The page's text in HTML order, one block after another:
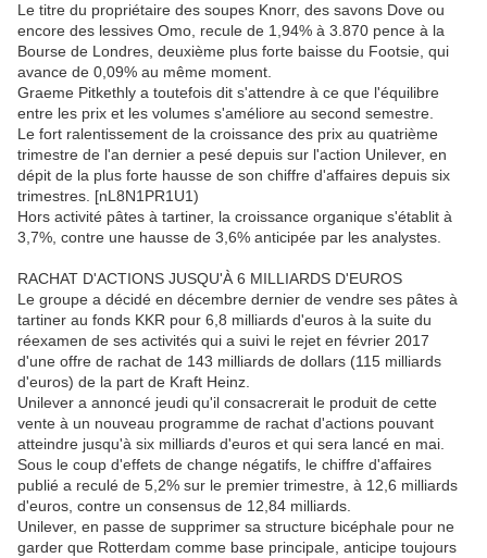
Le titre du propriétaire des soupes Knorr, des savons Dove ou
encore des lessives Omo, recule de 1,94% à 3.870 pence à la
Bourse de Londres, deuxième plus forte baisse du Footsie, qui
avance de 0,09% au même moment.
Graeme Pitkethly a toutefois dit s'attendre à ce que l'équilibre
entre les prix et les volumes s'améliore au second semestre.
Le fort ralentissement de la croissance des prix au quatrième
trimestre de l'an dernier a pesé depuis sur l'action Unilever, en
dépit de la plus forte hausse de son chiffre d'affaires depuis six
trimestres. [nL8N1PR1U1)
Hors activité pâtes à tartiner, la croissance organique s'établit à
3,7%, contre une hausse de 3,6% anticipée par les analystes.
RACHAT D'ACTIONS JUSQU'À 6 MILLIARDS D'EUROS
Le groupe a décidé en décembre dernier de vendre ses pâtes à
tartiner au fonds KKR pour 6,8 milliards d'euros à la suite du
réexamen de ses activités qui a suivi le rejet en février 2017
d'une offre de rachat de 143 milliards de dollars (115 milliards
d'euros) de la part de Kraft Heinz.
Unilever a annoncé jeudi qu'il consacrerait le produit de cette
vente à un nouveau programme de rachat d'actions pouvant
atteindre jusqu'à six milliards d'euros et qui sera lancé en mai.
Sous le coup d'effets de change négatifs, le chiffre d'affaires
publié a reculé de 5,2% sur le premier trimestre, à 12,6 milliards
d'euros, contre un consensus de 12,84 milliards.
Unilever, en passe de supprimer sa structure bicéphale pour ne
garder que Rotterdam comme base principale, anticipe toujours